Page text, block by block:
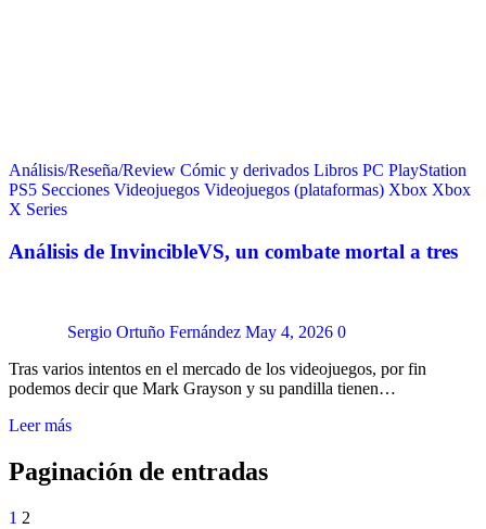
Análisis/Reseña/Review Cómic y derivados Libros PC PlayStation
PS5 Secciones Videojuegos Videojuegos (plataformas) Xbox Xbox
X Series
Análisis de InvincibleVS, un combate mortal a tres
Sergio Ortuño Fernández May 4, 2026 0
Tras varios intentos en el mercado de los videojuegos, por fin
podemos decir que Mark Grayson y su pandilla tienen…
Leer más
Paginación de entradas
1 2